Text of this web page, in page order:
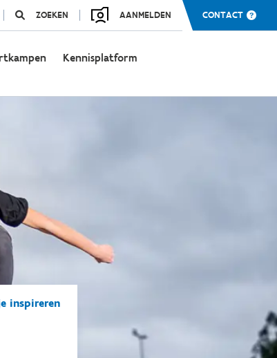
ZOEKEN AANMELDEN CONTACT
Kennisplatform
inspireren